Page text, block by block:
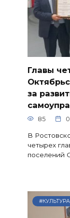
Главы
за
85
В
четырех
поселений
#КУЛЬТУРА